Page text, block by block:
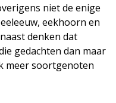
niet de enige
eekhoorn en
denken dat
gedachten dan maar
meer soortgenoten